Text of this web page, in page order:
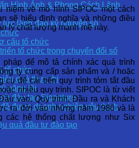
Hình Ảnh & Phong Cách Lãnh
lãnh đạo kỷ nguyên số
cấu tổ chức
tổ chức trong chuyển đổi số
tổ chức
quả thực thi
năng lõi
đào tạo Signature
được doanh nghiệp yêu thích
quả đầu tư đào tạo
niệm về mô hình SIPOC một cách
sẽ hiểu định nghĩa và những điều
lý chất lượng mạnh mẽ này.
để mô tả chính xác quá trình
ty cung cấp sản phẩm và / hoặc
cụ để cải tiến quy trình tóm tắt đầu
nhiều quy trình. SIPOC là từ viết
vào, Quy trình, Đầu ra và Khách
ra đời vào những năm 1980 và là
các hệ thống chất lượng như Six